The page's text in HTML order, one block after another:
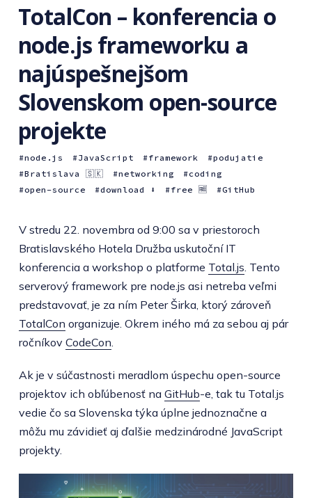
TotalCon – konferencia o
node.js frameworku a
najúspešnejšom
Slovenskom open-source
projekte
node.js JavaScript framework
podujatie
Bratislava 🇸🇰
networking
coding
open-source
download ⬇️ free 🆓 GitHub
V stredu 22. novembra od 9:00 sa v priestoroch
Bratislavského Hotela Družba uskutoční IT
konferencia a workshop o platforme Total.js . Tento
serverový framework pre node.js asi netreba veľmi
predstavovať, je za ním Peter Širka, ktorý zároveň
TotalCon organizuje. Okrem iného má za sebou aj pár
ročníkov CodeCon
Ak je v súčastnosti meradlom úspechu open-source
projektov ich obľúbenosť na GitHub-e, tak tu Total.js
vedie čo sa Slovenska týka úplne jednoznačne a
môžu mu závidieť aj ďalšie medzinárodné JavaScript
projekty.